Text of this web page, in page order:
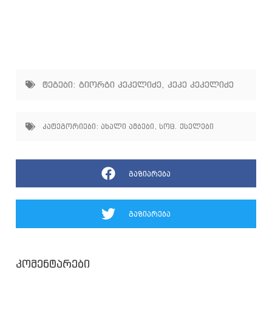
ტეგები: გიორგი კეკელიძე, კეკე კეკელიძე
კატეგორიები: ახალი ამბები , სოც. ქსელები
გაზიარება
გაზიარება
კომენტარები